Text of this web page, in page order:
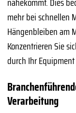
mehr bei schnellen
Hängenbleiben am
Konzentrieren Sie
durch Ihr
Verarbeitung